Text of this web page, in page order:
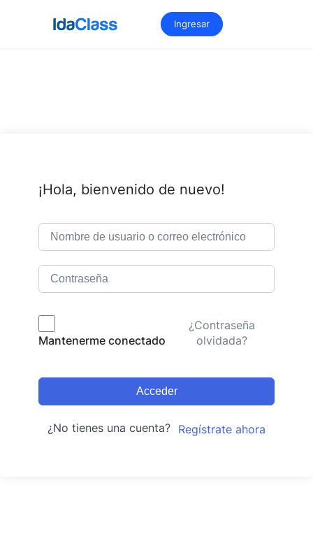
Ingresar
¡Hola, bienvenido de nuevo!
Mantenerme conectado
¿Contraseña
olvidada?
Acceder
¿No tienes una cuenta? Regístrate ahora